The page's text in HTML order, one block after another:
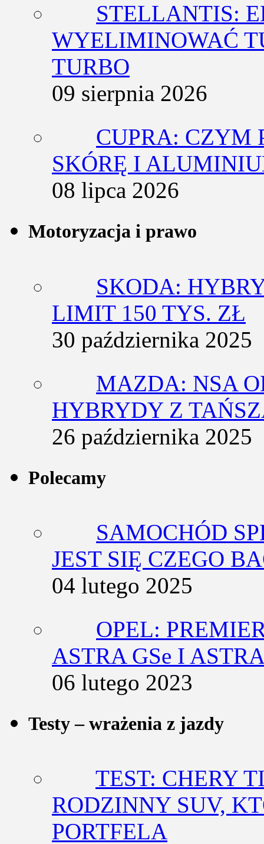
STELLANTIS:
WYELIMINOWAĆ
TURBO
09 sierpnia 2026
CUPRA: CZYM
SKÓRĘ I
08 lipca 2026
Motoryzacja i prawo
SKODA:
LIMIT 150 TYS. ZŁ
30 października 2025
MAZDA: NSA
HYBRYDY Z
26 października 2025
Polecamy
SAMOCHÓD
JEST SIĘ CZEGO
04 lutego 2025
OPEL:
ASTRA GSe I
06 lutego 2023
Testy – wrażenia z jazdy
TEST: CHERY
RODZINNY SUV,
PORTFELA